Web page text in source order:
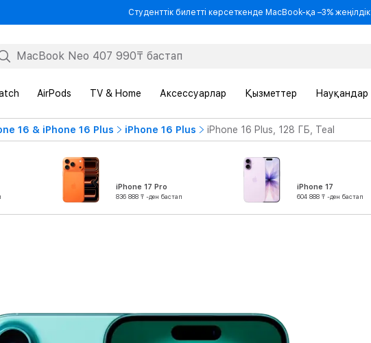
Студенттік билетті көрсеткенде MacBook-қа –3% жеңілдік
AirPods TV & Home Аксессуарлар Қызметтер Науқандар
16 & iPhone 16 Plus iPhone 16 Plus iPhone 16 Plus, 128 ГБ, Teal
iPhone 17 Pro
836 888 ₸ -ден бастап
iPhone 17
604 888 ₸ -ден бастап